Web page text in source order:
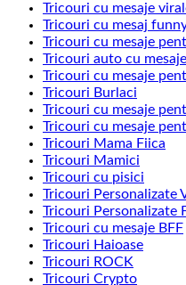
Tricouri cu mesaje
Tricouri cu mesaj
Tricouri cu mesaje
Tricouri auto cu
Tricouri cu mesaje
Tricouri Burlaci
Tricouri cu mesaje
Tricouri cu mesaje
Tricouri Mama Fiica
Tricouri Mamici
Tricouri cu pisici
Tricouri Personalizate
Tricouri Personalizate
Tricouri cu mesaje BFF
Tricouri Haioase
Tricouri ROCK
Tricouri Crypto